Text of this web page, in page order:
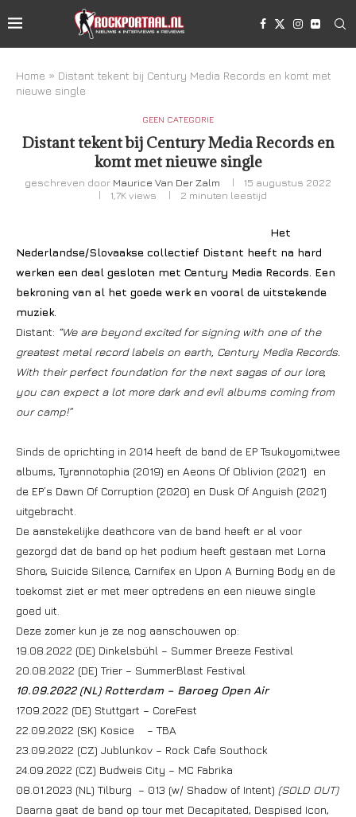
Home » Distant tekent bij Century Media Records en komt met
nieuwe single
GEEN CATEGORIE
Distant tekent bij Century Media Records en
komt met nieuwe single
geschreven door Maurice Van Der Zalm
15 augustus 2022
1,7K views 2 minuten leestijd
Het
Nederlandse/Slovaakse collectief Distant heeft na hard
werken een deal gesloten met Century Media Records. Een
bekroning van al het goede werk en vooral de uitstekende
muziek.
Distant: “We are beyond excited for signing with one of the
greatest metal record labels on earth, Century Media Records.
With their perfect foundation for the next sagas of our lore,
you can expect a lot more dark and evil albums coming from
our camp!”
Sinds de oprichting in 2014 heeft de band de EP Tsukoyomi,twee
albums, Tyrannotophia (2019) en Aeons Of Oblivion (2021) en
de EP’s Dawn Of Corruption (2020) en Dusk Of Anguish (2021)
uitgebracht.
De aanstekelijke deathcore van de band heeft er al voor
gezorgd dat de band op het podium heeft gestaan met Lorna
Shore, Suicide Silence, Carnifex en Upon A Burning Body en de
toekomst ziet er met meer optredens en een nieuwe single
goed uit.
Deze zomer kun je ze nog aanschouwen op:
19.08.2022 (DE) Dinkelsbühl – Summer Breeze Festival
20.08.2022 (DE) Trier – SummerBlast Festival
10.09.2022 (NL) Rotterdam – Baroeg Open Air
17.09.2022 (DE) Stuttgart – CoreFest
22.09.2022 (SK) Kosice – TBA
23.09.2022 (CZ) Jublunkov – Rock Cafe Southock
24.09.2022 (CZ) Budweis City – MC Fabrika
08.01.2023 (NL) Tilburg – 013 (w/ Shadow of Intent) (SOLD OUT)
Daarna gaat de band op tour met Decapitated, Despised Icon,